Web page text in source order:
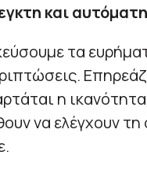
και
τα
η
να ελέγχουν